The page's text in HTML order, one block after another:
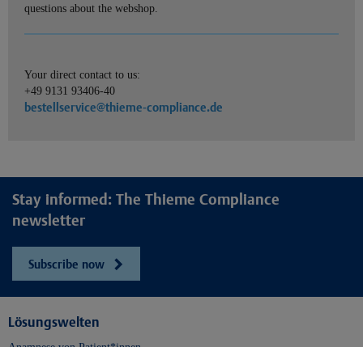
questions about the webshop.
Your direct contact to us:
+49 9131 93406-40
bestellservice@thieme-compliance.de
Stay informed: The Thieme Compliance
newsletter
Subscribe now
Lösungswelten